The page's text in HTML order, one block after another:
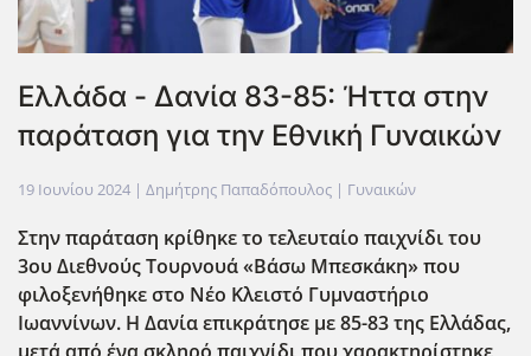
Ελλάδα - Δανία 83-85: Ήττα στην
παράταση για την Εθνική Γυναικών
19 Ιουνίου 2024 | Δημήτρης Παπαδόπουλος | Γυναικών
Στην παράταση κρίθηκε το τελευταίο παιχνίδι του
3ου Διεθνούς Τουρνουά «Βάσω Μπεσκάκη» που
φιλοξενήθηκε στο Νέο Κλειστό Γυμναστήριο
Ιωαννίνων. Η Δανία επικράτησε με 85-83 της Ελλάδας,